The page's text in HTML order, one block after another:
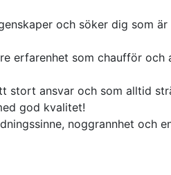
och söker dig som
erfarenhet som chaufför och
stort ansvar och som alltid
god kvalitet!
noggrannhet och